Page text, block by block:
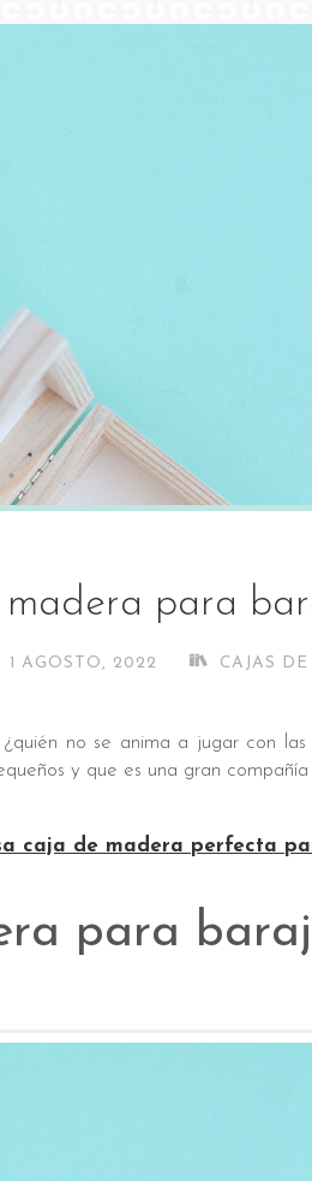
para
1 AGOSTO, 2022 CAJAS
¿quién no se anima a jugar con
y que es una gran
caja de madera perfecta
para